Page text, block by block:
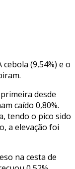
(9,54%) e o
desde
caído 0,80%.
tendo o pico sido
a elevação foi
na cesta de